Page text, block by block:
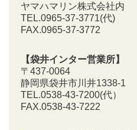
ヤマハマリン株式会社内
TEL.0965-37-3771(代)
FAX.0965-37-3772
【袋井インター営業所】
〒437-0064
静岡県袋井市川井1338-1
TEL.0538-43-7200(代）
FAX.0538-43-7222